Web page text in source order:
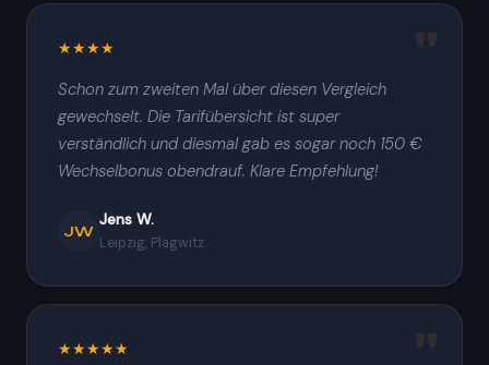
★★★★
Schon zum zweiten Mal über diesen Vergleich
gewechselt. Die Tarifübersicht ist super
verständlich und diesmal gab es sogar noch 150 €
Wechselbonus obendrauf. Klare Empfehlung!
JW
Jens W.
Leipzig, Plagwitz
★★★★★